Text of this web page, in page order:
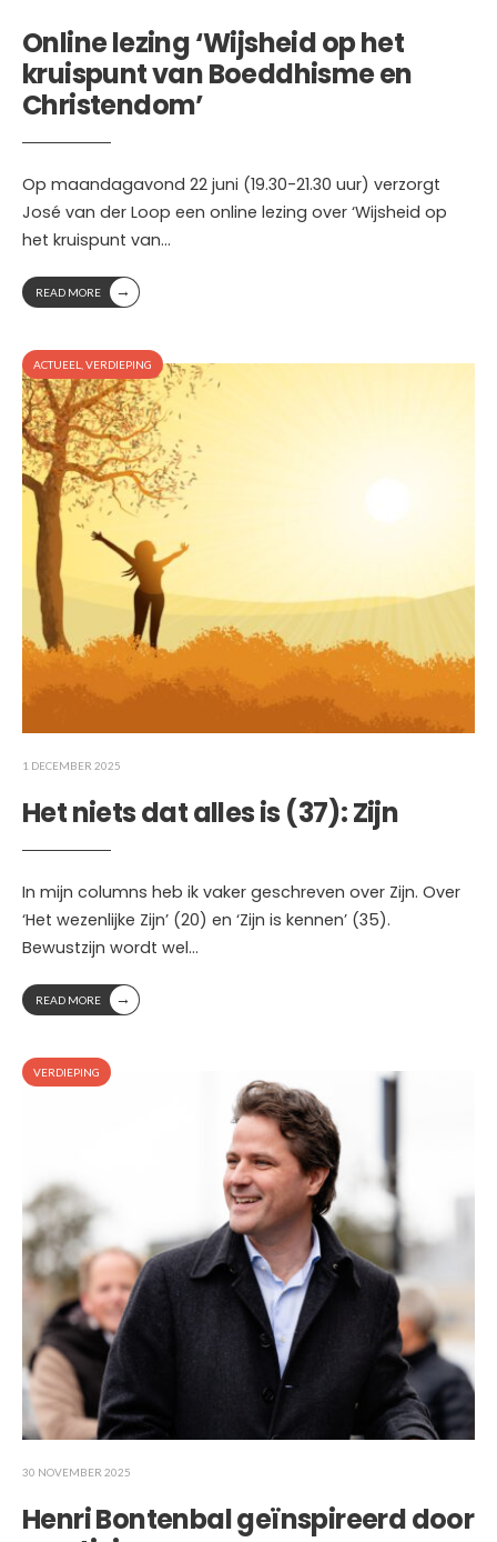
Online lezing ‘Wijsheid op het
kruispunt van Boeddhisme en
Christendom’
Op maandagavond 22 juni (19.30-21.30 uur) verzorgt
José van der Loop een online lezing over ‘Wijsheid op
het kruispunt van...
READ MORE →
ACTUEEL VERDIEPING
1 DECEMBER 2025
Het niets dat alles is (37): Zijn
In mijn columns heb ik vaker geschreven over Zijn. Over
‘Het wezenlijke Zijn’ (20) en ‘Zijn is kennen’ (35).
Bewustzijn wordt wel...
READ MORE →
VERDIEPING
30 NOVEMBER 2025
Henri Bontenbal geïnspireerd door